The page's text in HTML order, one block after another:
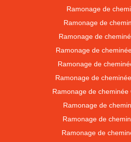
Ramonage de
Ramonage de
Ramonage de
Ramonage de
Ramonage de
Ramonage de
Ramonage de cheminée
Ramonage de
Ramonage de
Ramonage de